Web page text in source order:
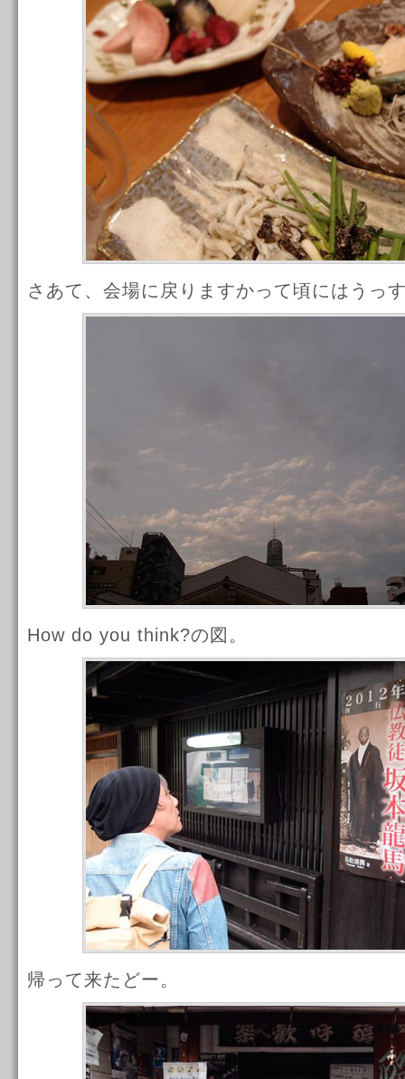
さあて、会場に戻りますかって頃にはうっ
How do you think?の図。
帰って来たどー。